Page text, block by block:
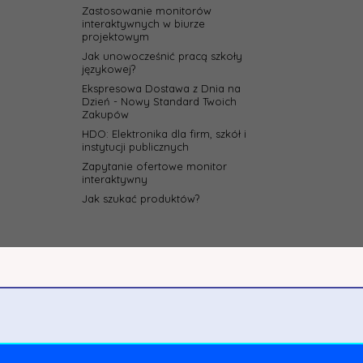
Zastosowanie monitorów
interaktywnych w biurze
projektowym
Jak unowocześnić pracą szkoły
językowej?
Ekspresowa Dostawa z Dnia na
Dzień - Nowy Standard Twoich
Zakupów
HDO: Elektronika dla firm, szkół i
instytucji publicznych
Zapytanie ofertowe monitor
interaktywny
Jak szukać produktów?